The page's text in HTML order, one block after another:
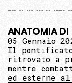
ANATOMIA DI
05 Gennaio
Il pontificato
ritrovato a
mentre
ed esterne al